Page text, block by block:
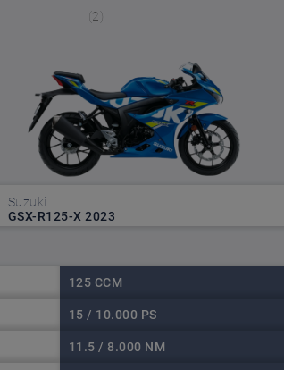
(2)
Suzuki
GSX-R125-X 2023
125 CCM
15 / 10.000 PS
11.5 / 8.000 NM